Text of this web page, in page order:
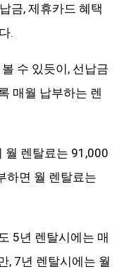
금, 제휴카드 혜택
.
수 있듯이, 선납금
매월 납부하는 렌
월 렌탈료는 91,000
하면 월 렌탈료는
5년 렌탈시에는 매
, 7년 렌탈시에는 월